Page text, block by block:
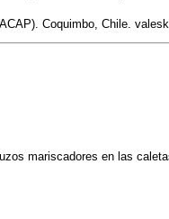
Coquimbo, Chile.
mariscadores en las